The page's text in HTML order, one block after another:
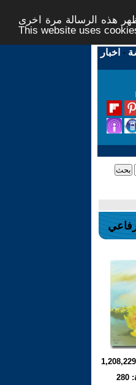
هذه الرسالة مرة اخرى -
This website uses
- اخبار